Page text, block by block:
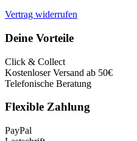
Vertrag widerrufen
Deine Vorteile
Click & Collect
Kostenloser Versand ab 50€
Telefonische Beratung
Flexible Zahlung
PayPal